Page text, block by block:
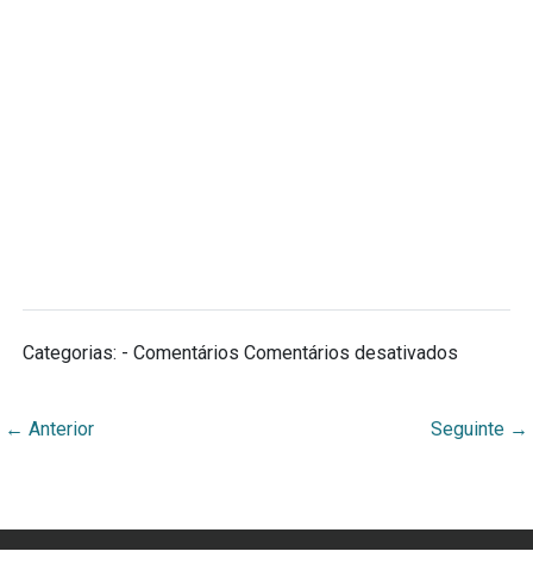
Categorias: - Comentários Comentários desativados
← Anterior Seguinte →